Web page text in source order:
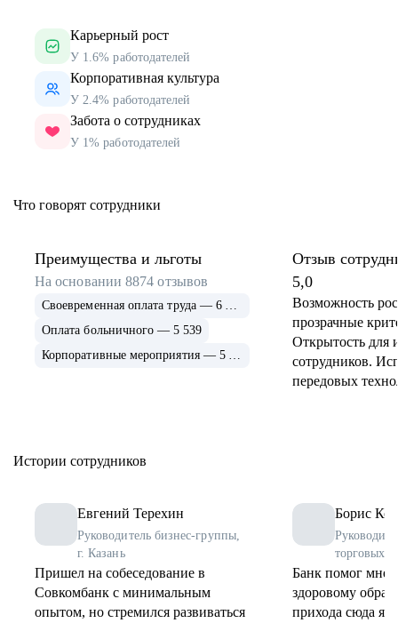
Карьерный рост
У 1.6% работодателей
Корпоративная культура
У 2.4% работодателей
Забота о сотрудниках
У 1% работодателей
Что говорят сотрудники
Преимущества и льготы
На основании8874 отзывов
Своевременная оплата труда — 6 915
Оплата больничного — 5 539
Корпоративные мероприятия — 5 339
Отзыв
5,0
Возможность
прозрачные
Открытость для
сотрудников.
передовых
Истории сотрудников
Евгений Терехин
Руководитель бизнес-группы,
г. Казань
Пришел на собеседование в
Совкомбанк с минимальным
опытом, но стремился развиваться
Борис
торговых
Банк помог мне
здоровому
прихода сюда я